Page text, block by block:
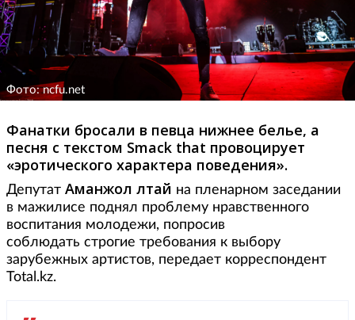
Фото: ncfu.net
Фанатки бросали в певца нижнее белье, а
песня с текстом Smack that провоцирует
«эротического характера поведения».
Депутат Аманжол Әлтай на пленарном заседании
в мажилисе поднял проблему нравственного
воспитания молодежи, попросив
соблюдать строгие требования к выбору
зарубежных артистов, передает корреспондент
Total.kz.